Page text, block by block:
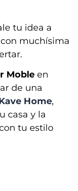
tu idea a
muchísima
Moble en
de una
Home,
casa y la
tu estilo